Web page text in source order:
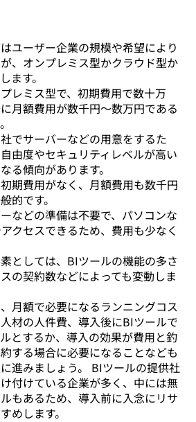
ユーザー企業の規模や希望により
、オンプレミス型かクラウド型か
ます。
レミス型で、初期費用で数十万
月額費用が数千円〜数万円である
でサーバーなどの用意をするた
由度やセキュリティレベルが高い
る傾向があります。
期費用がなく、月額費用も数千円
的です。
などの準備は不要で、パソコンな
クセスできるため、費用も少なく
としては、BIツールの機能の多さ
の契約数などによっても変動しま
月額で必要になるランニングコス
材の人件費、導入後にBIツールで
とするか、導入の効果が費用と釣
する場合に必要になることなども
進みましょう。 BIツールの提供社
付けている企業が多く、中には無
もあるため、導入前に入念にリサ
めします。